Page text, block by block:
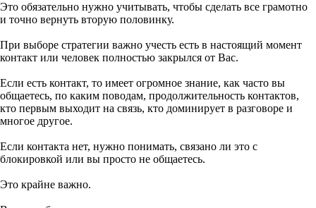
Это обязательно нужно учитывать, чтобы сделать все грамотно
и точно вернуть вторую половинку.
При выборе стратегии важно учесть есть в настоящий момент
контакт или человек полностью закрылся от Вас.
Если есть контакт, то имеет огромное знание, как часто вы
общаетесь, по каким поводам, продолжительность контактов,
кто первым выходит на связь, кто доминирует в разговоре и
многое другое.
Если контакта нет, нужно понимать, связано ли это с
блокировкой или вы просто не общаетесь.
Это крайне важно.